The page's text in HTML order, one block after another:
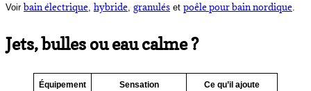
Voir bain électrique, hybride, granulés et poêle pour bain nordique.
Jets, bulles ou eau calme ?
Équipement Sensation Ce qu’il ajoute